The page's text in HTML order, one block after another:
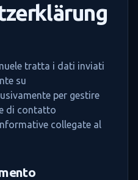
tratta i dati inviati
su
per gestire
di contatto
collegate al